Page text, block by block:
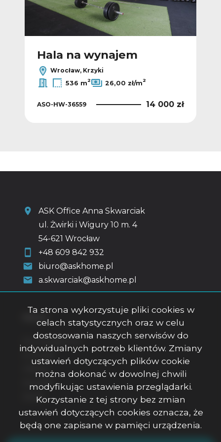
Hala na wynajem
Wrocław, Krzyki
536 m2 26,00 zł/m2
ASO-HW-36559 14 000 zł
ASK Office Anna Skwarciak
ul. Żwirki i Wigury 10 m. 4
54-621 Wrocław
+48 609 842 932
biuro@askhome.pl
a.skwarciak@askhome.pl
Strona główna
O firmie
Kontakt
Rodo
Ta strona wykorzystuje pliki cookies w
celach statystycznych oraz w celu
dostosowania naszych serwisów do
indywidualnych potrzeb klientów. Zmiany
ustawień dotyczących plików cookie
można dokonać w dowolnej chwili
modyfikując ustawienia przeglądarki.
Korzystanie z tej strony bez zmian
ustawień dotyczących cookies oznacza, że
będą one zapisane w pamięci urządzenia.